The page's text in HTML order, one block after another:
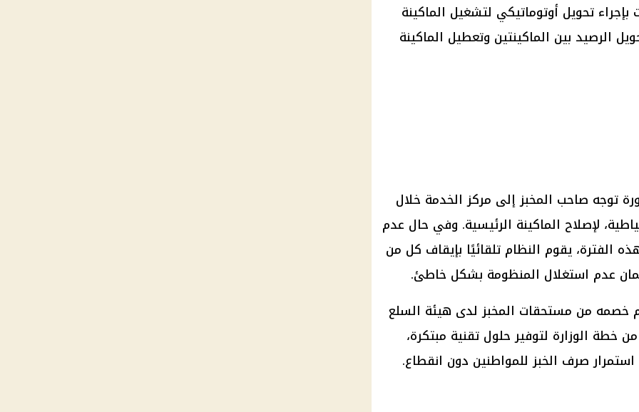
تحويل أوتوماتيكي لتشغيل الماكينة
الرصيد بين الماكينتين وتعطيل الماكينة
توجه صاحب المخبز إلى مركز الخدمة خلال
لإصلاح الماكينة الرئيسية. وفي حال عدم
الفترة، يقوم النظام تلقائيًا بإيقاف كل من
عدم استغلال المنظومة بشكل خاطئ.
الخدمة 1 جنيه، يتم خصمه من مستحقات المخبز لدى هيئة السلع
خطة الوزارة لتوفير حلول تقنية مبتكرة،
صرف الخبز للمواطنين دون انقطاع.